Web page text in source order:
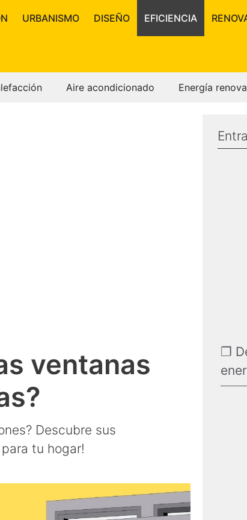
URBANISMO DISEÑO EFICIENCIA
Aire acondicionado Energía
ventanas
Descubre sus
tu hogar!
❐